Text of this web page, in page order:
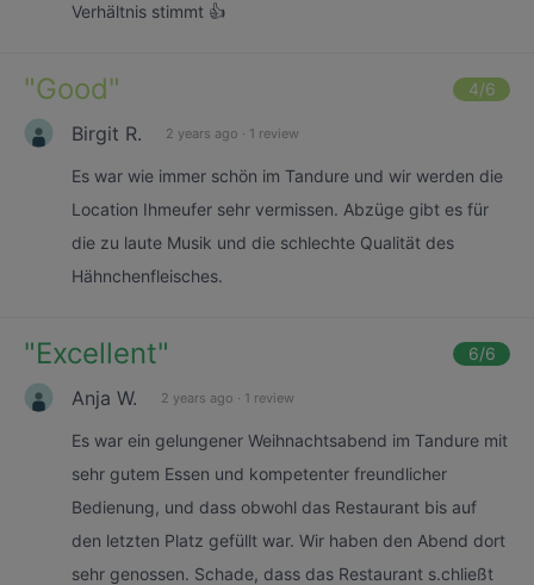
Verhältnis stimmt 👍
"Good" 4/6
Birgit R. 2 years ago · 1 review
Es war wie immer schön im Tandure und wir werden die
Location Ihmeufer sehr vermissen. Abzüge gibt es für
die zu laute Musik und die schlechte Qualität des
Hähnchenfleisches.
"Excellent" 6/6
Anja W. 2 years ago · 1 review
Es war ein gelungener Weihnachtsabend im Tandure mit
sehr gutem Essen und kompetenter freundlicher
Bedienung, und dass obwohl das Restaurant bis auf
den letzten Platz gefüllt war. Wir haben den Abend dort
sehr genossen. Schade, dass das Restaurant s.chließt